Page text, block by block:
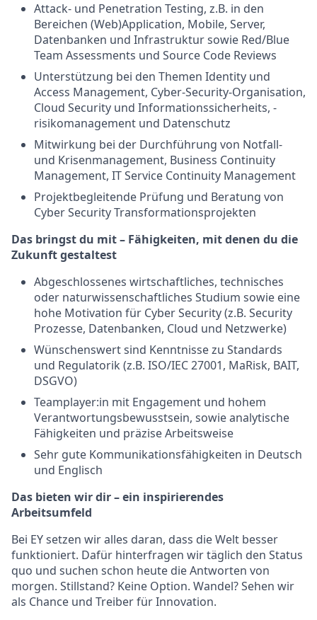
Attack- und Penetration Testing, z.B. in den
Bereichen (Web)Application, Mobile, Server,
Datenbanken und Infrastruktur sowie Red/Blue
Team Assessments und Source Code Reviews
Unterstützung bei den Themen Identity und
Access Management, Cyber-Security-Organisation,
Cloud Security und Informationssicherheits, -
risikomanagement und Datenschutz
Mitwirkung bei der Durchführung von Notfall-
und Krisenmanagement, Business Continuity
Management, IT Service Continuity Management
Projektbegleitende Prüfung und Beratung von
Cyber Security Transformationsprojekten
Das bringst du mit – Fähigkeiten, mit denen du die
Zukunft gestaltest
Abgeschlossenes wirtschaftliches, technisches
oder naturwissenschaftliches Studium sowie eine
hohe Motivation für Cyber Security (z.B. Security
Prozesse, Datenbanken, Cloud und Netzwerke)
Wünschenswert sind Kenntnisse zu Standards
und Regulatorik (z.B. ISO/IEC 27001, MaRisk, BAIT,
DSGVO)
Teamplayer:in mit Engagement und hohem
Verantwortungsbewusstsein, sowie analytische
Fähigkeiten und präzise Arbeitsweise
Sehr gute Kommunikationsfähigkeiten in Deutsch
und Englisch
Das bieten wir dir – ein inspirierendes
Arbeitsumfeld
Bei EY setzen wir alles daran, dass die Welt besser
funktioniert. Dafür hinterfragen wir täglich den Status
quo und suchen schon heute die Antworten von
morgen. Stillstand? Keine Option. Wandel? Sehen wir
als Chance und Treiber für Innovation.